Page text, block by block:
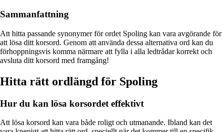
Sammanfattning
Att hitta passande synonymer för ordet Spoling kan vara avgörande för
att lösa ditt korsord. Genom att använda dessa alternativa ord kan du
förhoppningsvis komma närmare att fylla i alla ledtrådar korrekt och
avsluta ditt korsord med framgång!
Hitta rätt ordlängd för Spoling
Hur du kan lösa korsordet effektivt
Att lösa korsord kan vara både roligt och utmanande. Ibland kan det